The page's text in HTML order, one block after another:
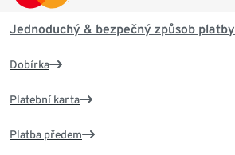
Jednoduchý & bezpečný způsob platby
Dobírka
Platební karta
Platba předem